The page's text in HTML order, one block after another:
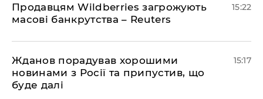
Продавцям Wildberries загрожують
масові банкрутства – Reuters
15:22
Жданов порадував хорошими
новинами з Росії та припустив, що
буде далі
15:17